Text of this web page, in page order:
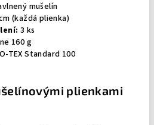
mušelín
(každá plienka)
3 ks
160 g
TEX Standard 100
plienkami